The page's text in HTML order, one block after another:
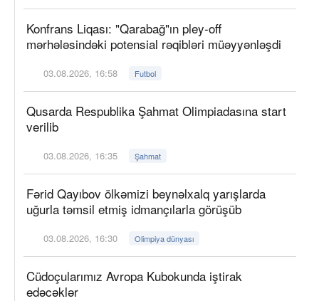
Konfrans Liqası: "Qarabağ"ın pley-off
mərhələsindəki potensial rəqibləri müəyyənləşdi
03.08.2026, 16:58 Futbol
Qusarda Respublika Şahmat Olimpiadasına start
verilib
03.08.2026, 16:35 Şahmat
Fərid Qayıbov ölkəmizi beynəlxalq yarışlarda
uğurla təmsil etmiş idmançılarla görüşüb
03.08.2026, 16:30 Olimpiya dünyası
Cüdoçularımız Avropa Kubokunda iştirak
edəcəklər